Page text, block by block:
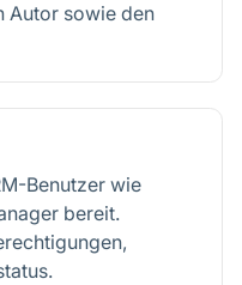
Autor sowie den
Benutzer wie
bereit.